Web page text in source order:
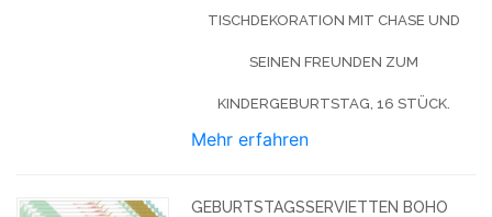
TISCHDEKORATION MIT CHASE UND
SEINEN FREUNDEN ZUM
KINDERGEBURTSTAG, 16 STÜCK.
Mehr erfahren
GEBURTSTAGSSERVIETTEN BOHO